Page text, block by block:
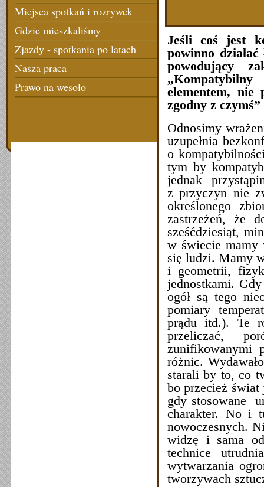
Miejsca spotkań i rozrywek
Gdzie mieszkaliśmy
Zjazdy - spotkania po latach
Nasza praca
Prawo na wesoło
Jeśli coś jest
powinno
powodujący
elementem, nie
zgodny z czymś”
Odnosimy
uzupełnia
o
tym by
jednak
z przyczyn nie
określonego
zastrzeżeń, że
sześćdziesiąt,
w świecie mamy
się ludzi. Mamy
i geometrii,
jednostkami.
ogół są tego
pomiary
prądu itd.). Te
przeliczać,
zunifikowanymi
różnic.
starali by to, co
bo przecież świat
gdy stosowane
charakter. No i
nowoczesnych.
widzę i sama
technice
wytwarzania
tworzywach